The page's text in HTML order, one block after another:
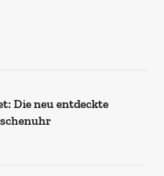
Die neu entdeckte